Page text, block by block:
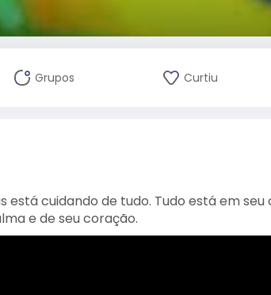
Grupos Curtiu
está cuidando de tudo. Tudo está em
e de seu coração.